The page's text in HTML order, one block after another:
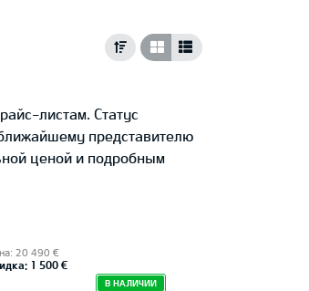
листам. Статус
представителю
ценой и подробным
20 490 €
1 500 €
В НАЛИЧИИ